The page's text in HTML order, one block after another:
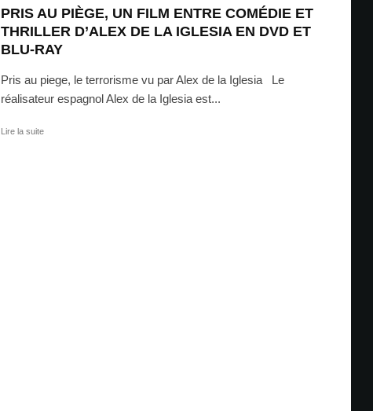
PRIS AU PIÈGE, UN FILM ENTRE COMÉDIE ET
THRILLER D’ALEX DE LA IGLESIA EN DVD ET
BLU-RAY
Pris au piege, le terrorisme vu par Alex de la Iglesia Le
réalisateur espagnol Alex de la Iglesia est...
Lire la suite